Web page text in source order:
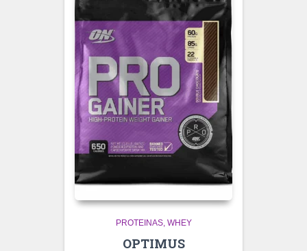
PROTEINAS WHEY
OPTIMUS